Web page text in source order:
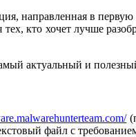
направленная в первую
кто хочет лучше
актуальный и
файл с